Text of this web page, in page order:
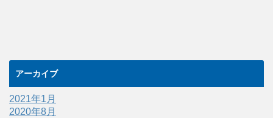
アーカイブ
2021年1月
2020年8月